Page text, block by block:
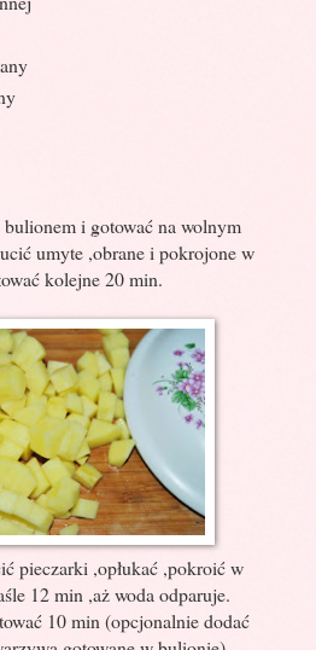
bulionem i gotować na wolnym
umyte ,obrane i pokrojone w
kolejne 20 min.
pieczarki ,opłukać ,pokroić w
12 min ,aż woda odparuje.
10 min (opcjonalnie dodać